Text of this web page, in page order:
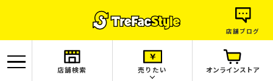
店舗ブログ
店舗検索 売りたい オンラインストア